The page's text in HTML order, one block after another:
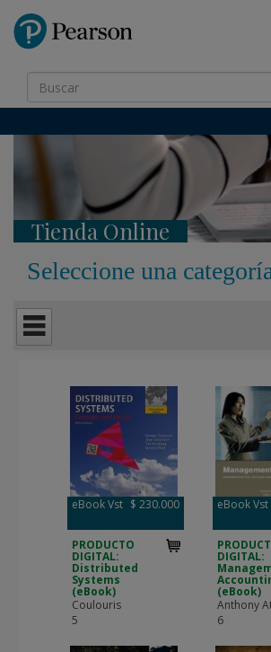
Tienda Online
Seleccione una
eBook Vst $ 230.000
PRODUCTO
DIGITAL:
Distributed
Systems
(eBook)
Coulouris
5
eBook Vst
DIGITAL:
(eBook)
Anthony
6